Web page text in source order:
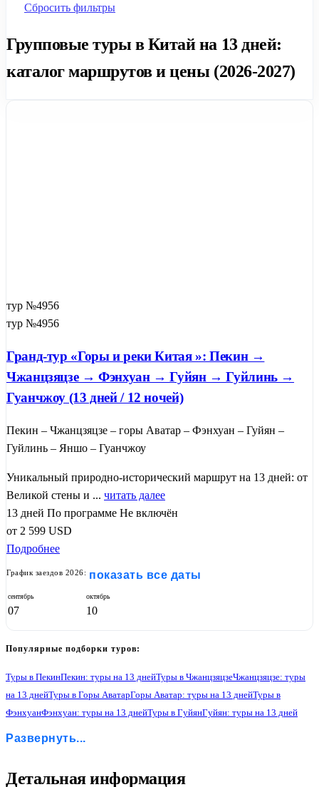
Сбросить фильтры
Групповые туры в Китай на 13 дней:
каталог маршрутов и цены (2026-2027)
1
тур №4956
тур №4956
Гранд-тур «Горы и реки Китая »: Пекин →
Чжанцзяцзе → Фэнхуан → Гуйян → Гуйлинь →
Гуанчжоу (13 дней / 12 ночей)
Пекин – Чжанцзяцзе – горы Аватар – Фэнхуан – Гуйян –
Гуйлинь – Яншо – Гуанчжоу
Уникальный природно-исторический маршрут на 13 дней: от
Великой стены и ... читать далее
13 дней По программе Не включён
от 2 599 USD
Подробнее
График заездов 2026: показать все даты
сентябрь
07
октябрь
10
Популярные подборки туров:
Туры в ПекинПекин: туры на 13 днейТуры в ЧжанцзяцзеЧжанцзяцзе: туры
на 13 днейТуры в Горы АватарГоры Аватар: туры на 13 днейТуры в
ФэнхуанФэнхуан: туры на 13 днейТуры в ГуйянГуйян: туры на 13 дней
Яншо: туры на 13 дней
Развернуть...
Детальная информация